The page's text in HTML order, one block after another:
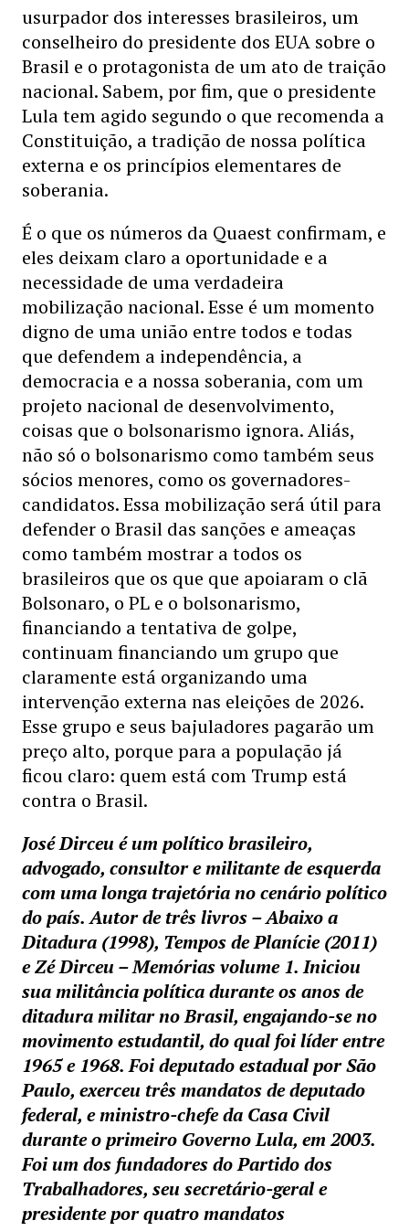
usurpador dos interesses brasileiros, um
conselheiro do presidente dos EUA sobre o
Brasil e o protagonista de um ato de traição
nacional. Sabem, por fim, que o presidente
Lula tem agido segundo o que recomenda a
Constituição, a tradição de nossa política
externa e os princípios elementares de
soberania.
É o que os números da Quaest confirmam, e
eles deixam claro a oportunidade e a
necessidade de uma verdadeira
mobilização nacional. Esse é um momento
digno de uma união entre todos e todas
que defendem a independência, a
democracia e a nossa soberania, com um
projeto nacional de desenvolvimento,
coisas que o bolsonarismo ignora. Aliás,
não só o bolsonarismo como também seus
sócios menores, como os governadores-
candidatos. Essa mobilização será útil para
defender o Brasil das sanções e ameaças
como também mostrar a todos os
brasileiros que os que que apoiaram o clã
Bolsonaro, o PL e o bolsonarismo,
financiando a tentativa de golpe,
continuam financiando um grupo que
claramente está organizando uma
intervenção externa nas eleições de 2026.
Esse grupo e seus bajuladores pagarão um
preço alto, porque para a população já
ficou claro: quem está com Trump está
contra o Brasil.
José Dirceu é um político brasileiro,
advogado, consultor e militante de esquerda
com uma longa trajetória no cenário político
do país. Autor de três livros – Abaixo a
Ditadura (1998), Tempos de Planície (2011)
e Zé Dirceu – Memórias volume 1. Iniciou
sua militância política durante os anos de
ditadura militar no Brasil, engajando-se no
movimento estudantil, do qual foi líder entre
1965 e 1968. Foi deputado estadual por São
Paulo, exerceu três mandatos de deputado
federal, e ministro-chefe da Casa Civil
durante o primeiro Governo Lula, em 2003.
Foi um dos fundadores do Partido dos
Trabalhadores, seu secretário-geral e
presidente por quatro mandatos